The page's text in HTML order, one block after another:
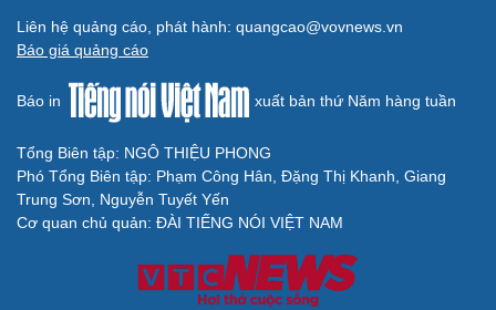
Cải chính
Liên hệ quảng cáo, phát hành: quangcao@vovnews.vn
Báo giá quảng cáo
Báo in xuất bản thứ Năm hàng tuần
Tổng Biên tập: NGÔ THIỆU PHONG
Phó Tổng Biên tập: Phạm Công Hân, Đặng Thị Khanh, Giang
Trung Sơn, Nguyễn Tuyết Yến
Cơ quan chủ quản: ĐÀI TIẾNG NÓI VIỆT NAM